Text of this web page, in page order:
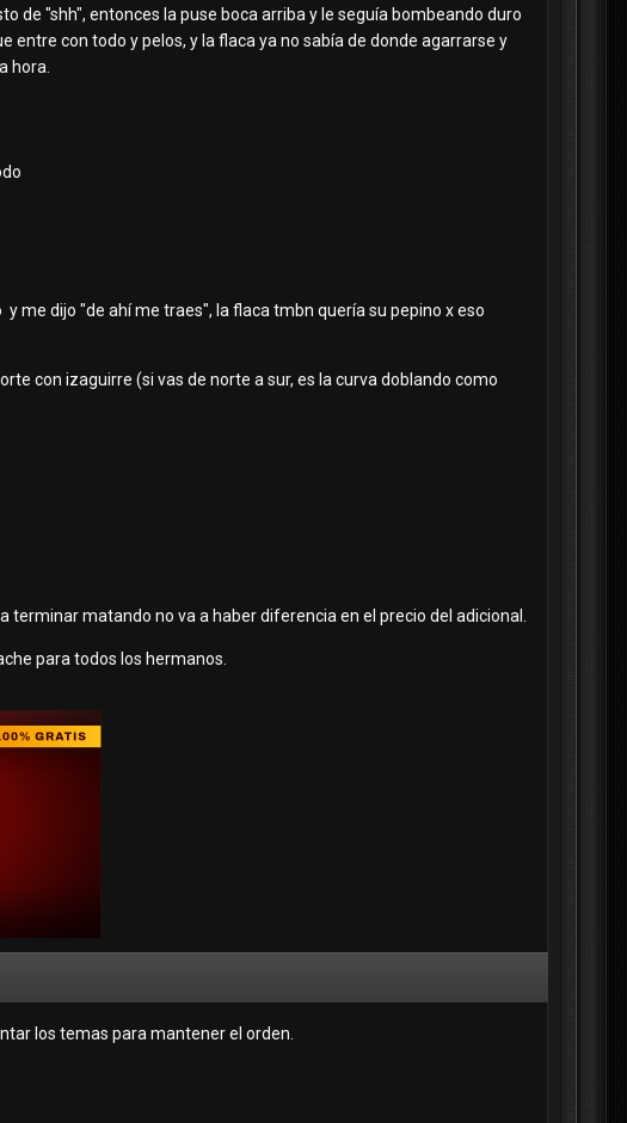
de "shh", entonces la puse boca arriba y le seguía bombeando duro
entre con todo y pelos, y la flaca ya no sabía de donde agarrarse y
hora.
me dijo "de ahí me traes", la flaca tmbn quería su pepino x eso
con izaguirre (si vas de norte a sur, es la curva doblando como
terminar matando no va a haber diferencia en el precio del adicional.
para todos los hermanos.
los temas para mantener el orden.